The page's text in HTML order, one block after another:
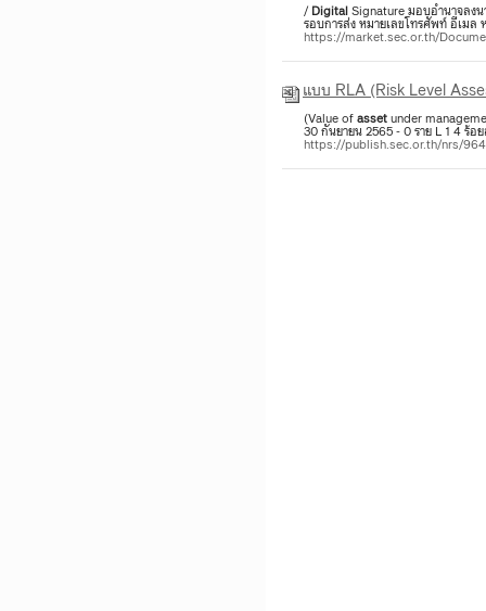
/ DigitalSignature มอบอำนาจลง
รอบการส่ง หมายเลขโทรศัพท์ อีเมล
https://market.sec.or.th/
แบบ RLA (Risk Level
(Value ofassetunder
30 กันยายน 2565 - 0 ราย L 1 4 ร้อ
https://publish.sec.or.th/nrs/